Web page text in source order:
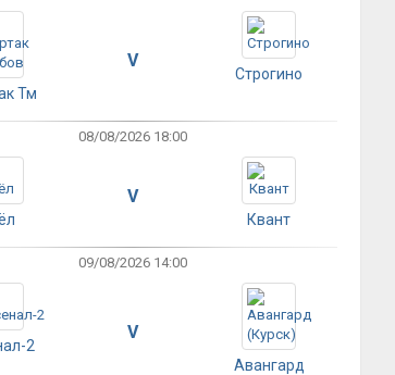
Тм
V
Строгино
08/08/2026 18:00
V
Квант
09/08/2026 14:00
2
V
Авангард